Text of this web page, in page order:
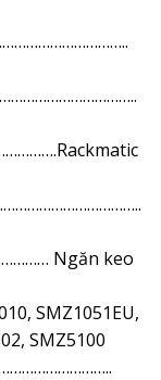
Ngăn keo
SMZ1051EU,
SMZ5100